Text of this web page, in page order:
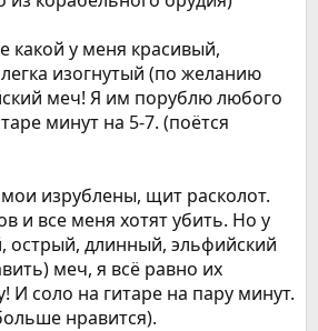
какой у меня красивый,
изогнутый (по желанию
меч! Я им порублю любого
минут на 5-7. (поётся
изрублены, щит расколот.
и все меня хотят убить. Но у
острый, длинный, эльфийский
меч, я всё равно их
И соло на гитаре на пару минут.
нравится).